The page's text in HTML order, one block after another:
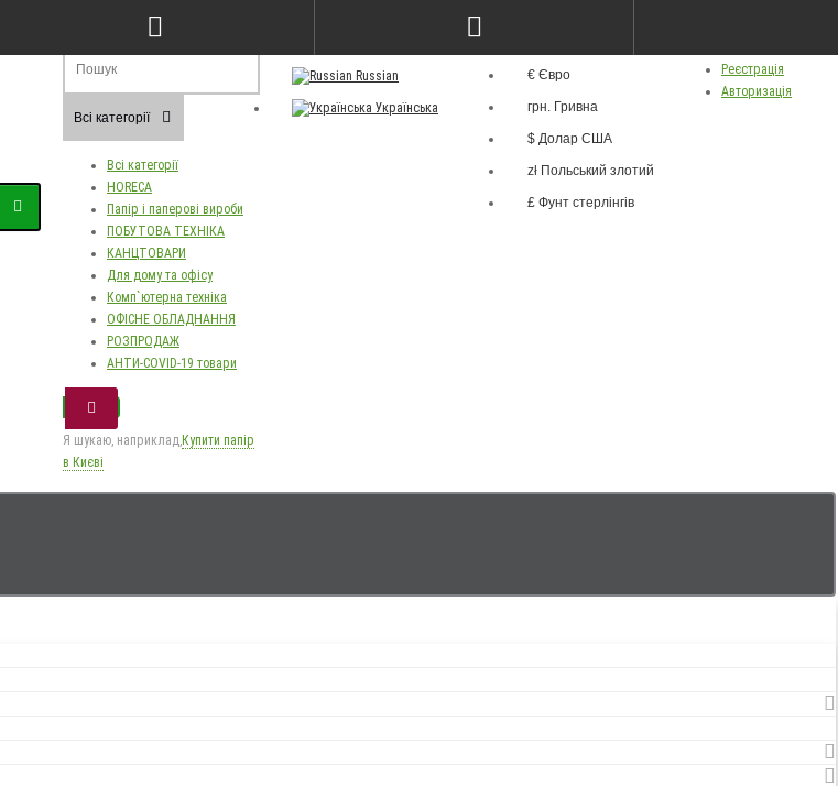
Реєстрація
Авторизація
€ Євро
грн. Гривна
$ Долар США
zł Польський злотий
£ Фунт стерлінгів
Russian
Українська
Закладки (0)
Всі категорії
Всі категорії
HORECA
Папір і паперові вироби
ПОБУТОВА ТЕХНІКА
КАНЦТОВАРИ
Для дому та офісу
Комп`ютерна техніка
ОФІСНЕ ОБЛАДНАННЯ
РОЗПРОДАЖ
АНТИ-COVID-19 товари
Я шукаю, наприклад,Купити папір
в Києві